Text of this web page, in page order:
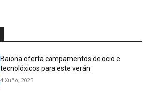
Baiona oferta campamentos de ocio e
tecnolóxicos para este verán
4 Xuño, 2025